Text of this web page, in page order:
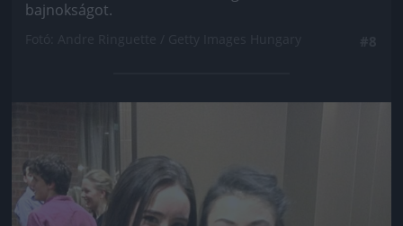
bajnokságot.